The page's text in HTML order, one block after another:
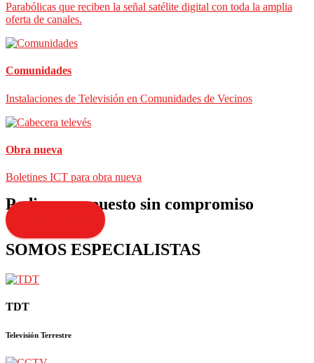
Parabólicas que reciben la señal satélite digital con toda la amplia
oferta de canales.
Comunidades
Instalaciones de Televisión en Comunidades de Vecinos
Obra nueva
Boletines ICT para obra nueva
Pedir presupuesto sin compromiso
SOMOS ESPECIALISTAS
TDT
Televisión Terrestre